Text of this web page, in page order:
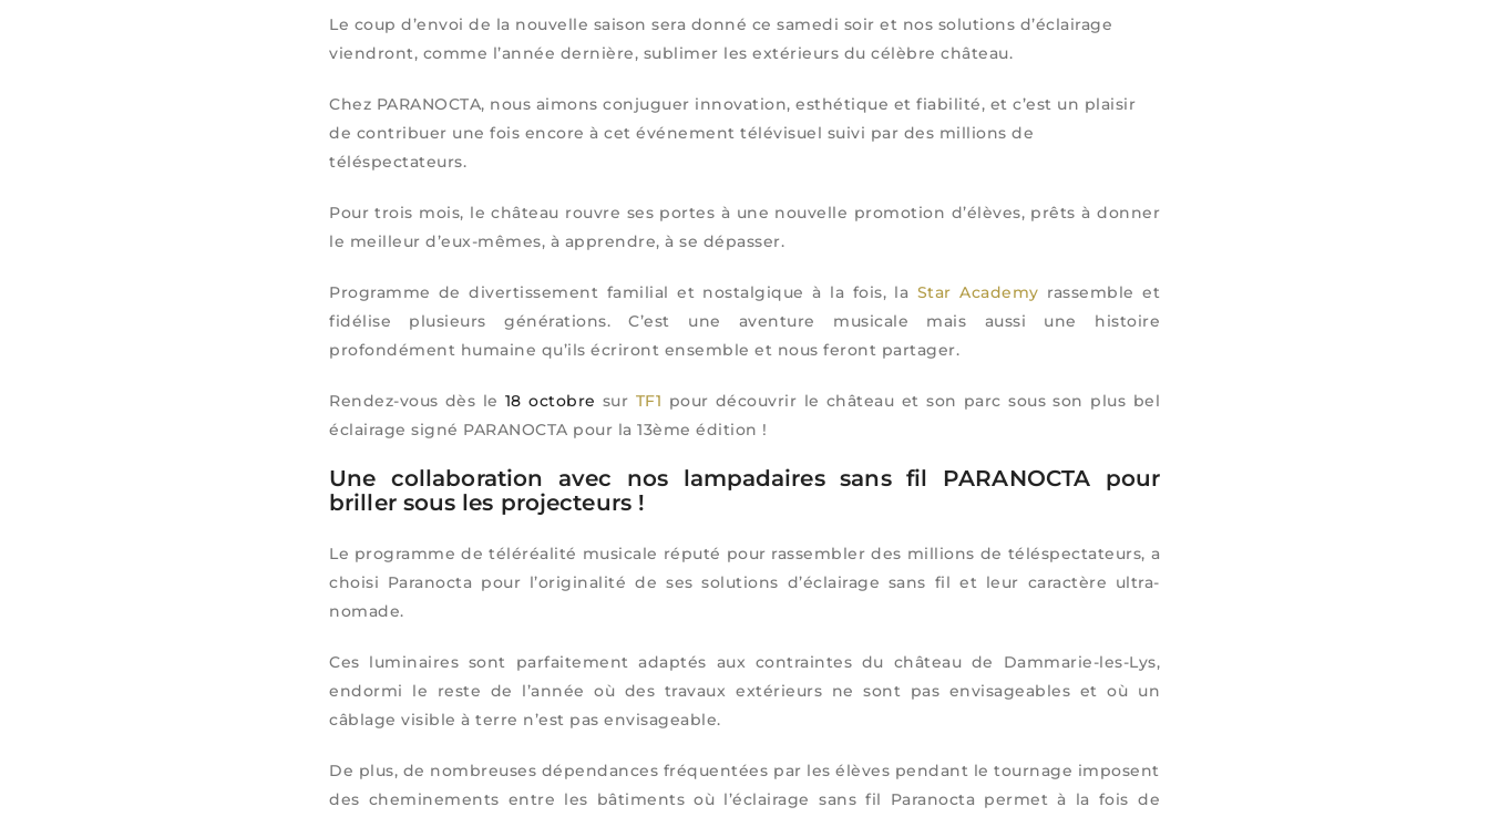
Le coup d’envoi de la nouvelle saison sera donné ce samedi soir et nos solutions d’éclairage
viendront, comme l’année dernière, sublimer les extérieurs du célèbre château.
Chez PARANOCTA, nous aimons conjuguer innovation, esthétique et fiabilité, et c’est un plaisir
de contribuer une fois encore à cet événement télévisuel suivi par des millions de
téléspectateurs.
Pour trois mois, le château rouvre ses portes à une nouvelle promotion d’élèves, prêts à donner
le meilleur d’eux-mêmes, à apprendre, à se dépasser.
Programme de divertissement familial et nostalgique à la fois, la Star Academy rassemble et
fidélise plusieurs générations. C’est une aventure musicale mais aussi une histoire
profondément humaine qu’ils écriront ensemble et nous feront partager.
Rendez-vous dès le 18 octobre sur TF1 pour découvrir le château et son parc sous son plus bel
éclairage signé PARANOCTA pour la 13ème édition !
Une collaboration avec nos lampadaires sans fil PARANOCTA pour
briller sous les projecteurs !
Le programme de téléréalité musicale réputé pour rassembler des millions de téléspectateurs, a
choisi Paranocta pour l’originalité de ses solutions d’éclairage sans fil et leur caractère ultra-
nomade.
Ces luminaires sont parfaitement adaptés aux contraintes du château de Dammarie-les-Lys,
endormi le reste de l’année où des travaux extérieurs ne sont pas envisageables et où un
câblage visible à terre n’est pas envisageable.
De plus, de nombreuses dépendances fréquentées par les élèves pendant le tournage imposent
des cheminements entre les bâtiments où l’éclairage sans fil Paranocta permet à la fois de